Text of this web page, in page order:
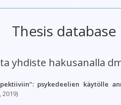
Thesis database
yhdiste hakusanalla
psykedeelien käytölle
2019)